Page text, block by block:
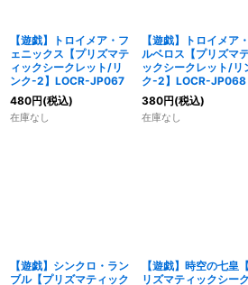
【遊戯】トロイメア・フ
ェニックス【プリズマテ
ィックシークレット/リ
ンク-2】LOCR-JP067
480円(税込)
在庫なし
【遊戯】トロイメア
ルベロス【プリズマ
ックシークレット/リ
ク-2】LOCR-JP068
380円(税込)
在庫なし
【遊戯】シンクロ・ラン
ブル【プリズマティック
【遊戯】時空の七皇
リズマティックシー